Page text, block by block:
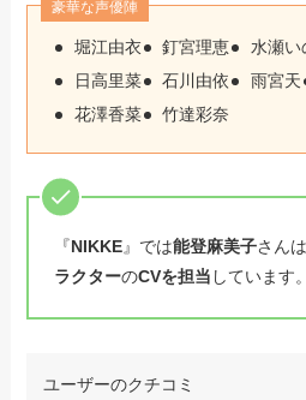
豪華な声優陣
堀江由衣 釘宮理恵 水瀬い
日高里菜
石川由依 雨宮天
花澤香菜
竹達彩奈
『NIKKE』では能登麻美子さん
ラクターのCVを担当 しています。
ユーザーのクチコミ